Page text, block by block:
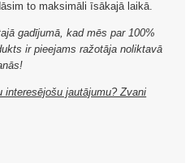
to maksimāli īsākajā laikā.
gadījumā, kad mēs par 100%
ir pieejams ražotāja noliktavā
jautājumu? Zvani